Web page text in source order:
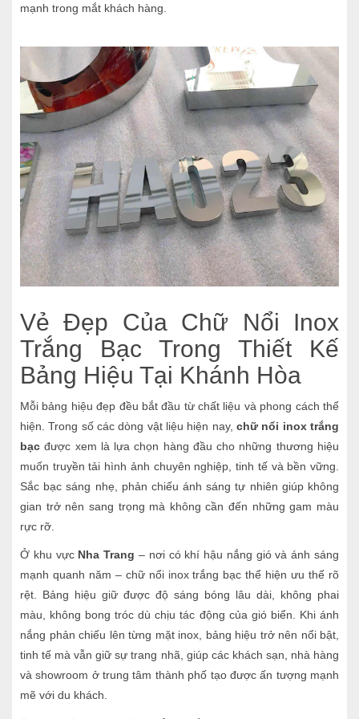
mạnh trong mắt khách hàng.
Vẻ Đẹp Của Chữ Nổi Inox
Trắng Bạc Trong Thiết Kế
Bảng Hiệu Tại Khánh Hòa
Mỗi bảng hiệu đẹp đều bắt đầu từ chất liệu và phong cách thể
hiện. Trong số các dòng vật liệu hiện nay, chữ nổi inox trắng
bạc được xem là lựa chọn hàng đầu cho những thương hiệu
muốn truyền tải hình ảnh chuyên nghiệp, tinh tế và bền vững.
Sắc bạc sáng nhẹ, phản chiếu ánh sáng tự nhiên giúp không
gian trở nên sang trọng mà không cần đến những gam màu
rực rỡ.
Ở khu vực Nha Trang – nơi có khí hậu nắng gió và ánh sáng
mạnh quanh năm – chữ nổi inox trắng bạc thể hiện ưu thế rõ
rệt. Bảng hiệu giữ được độ sáng bóng lâu dài, không phai
màu, không bong tróc dù chịu tác động của gió biển. Khi ánh
nắng phản chiếu lên từng mặt inox, bảng hiệu trở nên nổi bật,
tinh tế mà vẫn giữ sự trang nhã, giúp các khách sạn, nhà hàng
và showroom ở trung tâm thành phố tạo được ấn tượng mạnh
mẽ với du khách.